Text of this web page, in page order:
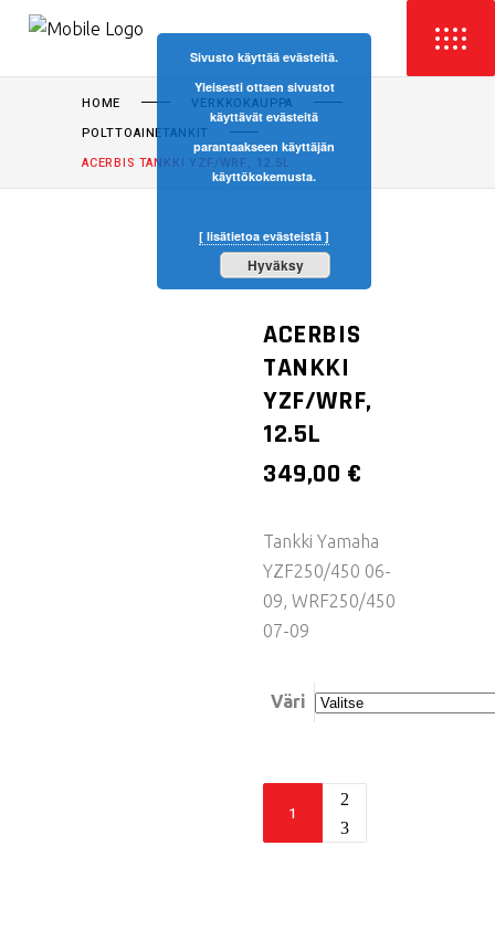
HOME
VERKKOKAUPPA
POLTTOAINETANKIT
ACERBIS TANKKI YZF/WRF, 12.5L
ACERBIS
TANKKI
YZF/WRF,
12.5L
349,00 €
Tankki Yamaha
YZF250/450 06-
09, WRF250/450
07-09
Väri
Sivusto käyttää evästeitä.
Yleisesti ottaen sivustot
käyttävät evästeitä
parantaakseen käyttäjän
käyttökokemusta.
[ lisätietoa evästeistä ]
Hyväksy